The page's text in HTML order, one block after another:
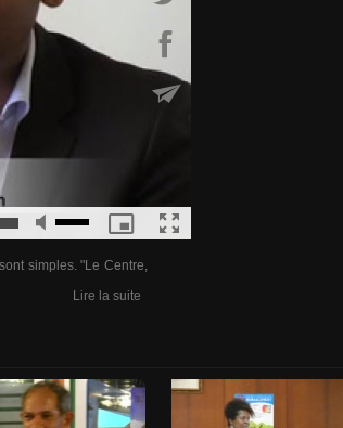
simples. "Le Centre,
Lire la suite